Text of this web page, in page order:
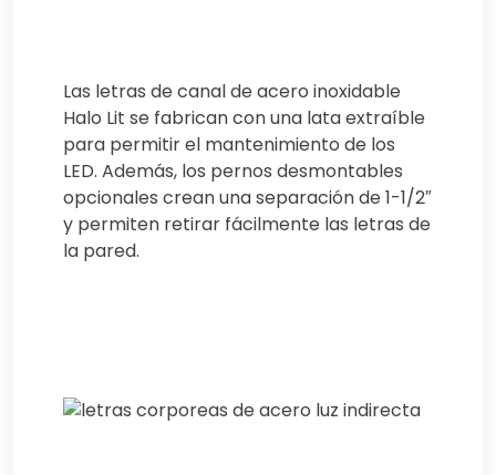
Las letras de canal de acero inoxidable
Halo Lit se fabrican con una lata extraíble
para permitir el mantenimiento de los
LED. Además, los pernos desmontables
opcionales crean una separación de 1-1/2″
y permiten retirar fácilmente las letras de
la pared.